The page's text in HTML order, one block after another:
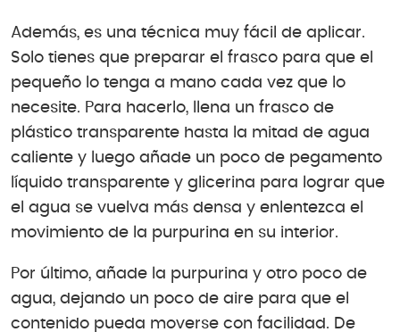
Además, es una técnica muy fácil de aplicar.
Solo tienes que preparar el frasco para que el
pequeño lo tenga a mano cada vez que lo
necesite. Para hacerlo, llena un frasco de
plástico transparente hasta la mitad de agua
caliente y luego añade un poco de pegamento
líquido transparente y glicerina para lograr que
el agua se vuelva más densa y enlentezca el
movimiento de la purpurina en su interior.
Por último, añade la purpurina y otro poco de
agua, dejando un poco de aire para que el
contenido pueda moverse con facilidad. De